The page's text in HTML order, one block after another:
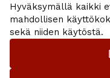
Hyväksymällä kaikki
mahdollisen
sekä niiden käytöstä.